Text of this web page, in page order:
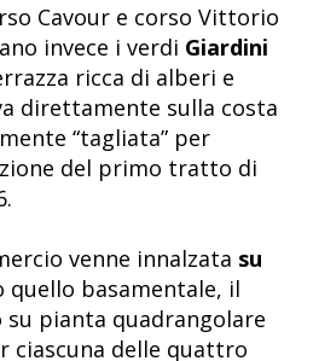
Cavour e corso Vittorio
invece i verdi Giardini
ricca di alberi e
direttamente sulla costa
“tagliata” per
del primo tratto di
venne innalzata su
quello basamentale, il
pianta quadrangolare
ciascuna delle quattro